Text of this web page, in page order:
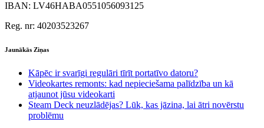
IBAN: LV46HABA0551056093125
Reg. nr: 40203523267
Jaunākās Ziņas
Kāpēc ir svarīgi regulāri tīrīt portatīvo datoru?
Videokartes remonts: kad nepieciešama palīdzība un kā
atjaunot jūsu videokarti
Steam Deck neuzlādējas? Lūk, kas jāzina, lai ātri novērstu
problēmu